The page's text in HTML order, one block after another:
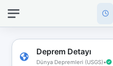
Deprem Detayı
Dünya Depremleri (USGS)•
bağlantınız
koptu!
Çevrimdışı
moddasınız.